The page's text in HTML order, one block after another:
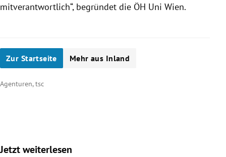
mitverantwortlich“, begründet die ÖH Uni Wien.
Zur Startseite Mehr aus Inland
Agenturen, tsc
Jetzt weiterlesen